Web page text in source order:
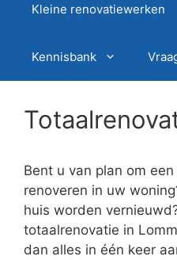
Kleine renovatiewerken
Kennisbank
Bent u van plan om
renoveren in uw
huis worden
totaalrenovatie in
dan alles in één keer